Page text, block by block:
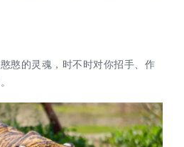
憨的灵魂，时不时对你招手、作